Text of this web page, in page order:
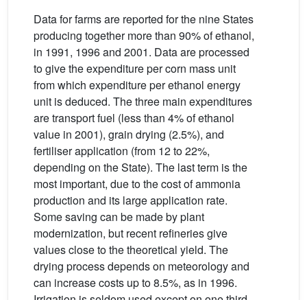
Data for farms are reported for the nine States
producing together more than 90% of ethanol,
in 1991, 1996 and 2001. Data are processed
to give the expenditure per corn mass unit
from which expenditure per ethanol energy
unit is deduced. The three main expenditures
are transport fuel (less than 4% of ethanol
value in 2001), grain drying (2.5%), and
fertiliser application (from 12 to 22%,
depending on the State). The last term is the
most important, due to the cost of ammonia
production and its large application rate.
Some saving can be made by plant
modernization, but recent refineries give
values close to the theoretical yield. The
drying process depends on meteorology and
can increase costs up to 8.5%, as in 1996.